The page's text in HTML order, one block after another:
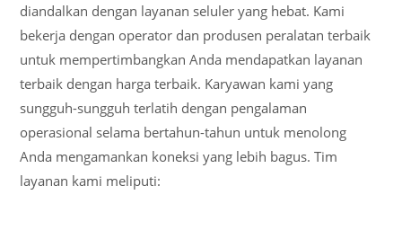
diandalkan dengan layanan seluler yang hebat. Kami
bekerja dengan operator dan produsen peralatan terbaik
untuk mempertimbangkan Anda mendapatkan layanan
terbaik dengan harga terbaik. Karyawan kami yang
sungguh-sungguh terlatih dengan pengalaman
operasional selama bertahun-tahun untuk menolong
Anda mengamankan koneksi yang lebih bagus. Tim
layanan kami meliputi: